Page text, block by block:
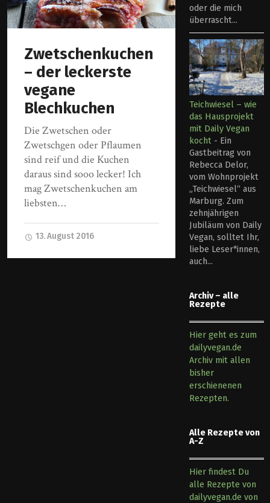
Zwetschenkuchen
– der leckerste
vegane
Blechkuchen
Die Zwetschen oder
Zwetschgen oder Pflaumen
sind reif und die Kuchen
daraus sind sooo lecker! Ich
mag Zwetschenkuchen am
liebsten…
13. August 2016
oder die mich
überrascht...
Teichwiesel – wie
das Hausprojekt
mit Daily Vegan
kocht - Ein
Gastbeitrag von
Rebecca Delor,
vom Wohnprojekt
„Teichwiesel“ aus
Marburg. Zum
zehnjährigen
Jubiläum von Daily
Vegan, solltet Ihr,
liebe Leser*innen,
auch...
Archiv – alle
Rezepte
Hier geht es zum
dailyvegan.de
Archiv mit allen
bisher
erschienenen
Rezepten.
Alle Rezepte von
A-Z
Hier findest Du
alle Rezepte von
dailyvegan.de von